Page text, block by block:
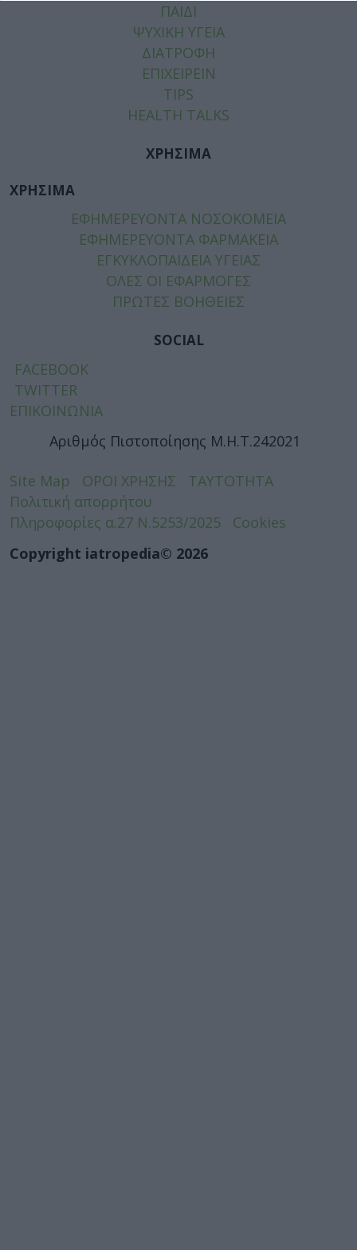
ΠΑΙΔΙ
ΨΥΧΙΚΗ ΥΓΕΙΑ
ΔΙΑΤΡΟΦΗ
ΕΠΙΧΕΙΡΕΙΝ
TIPS
HEALTH TALKS
ΧΡΗΣΙΜΑ
ΧΡΗΣΙΜΑ
ΕΦΗΜΕΡΕΥΟΝΤΑ ΝΟΣΟΚΟΜΕΙΑ
ΕΦΗΜΕΡΕΥΟΝΤΑ ΦΑΡΜΑΚΕΙΑ
ΕΓΚΥΚΛΟΠΑΙΔΕΙΑ ΥΓΕΙΑΣ
ΟΛΕΣ ΟΙ ΕΦΑΡΜΟΓΕΣ
ΠΡΩΤΕΣ ΒΟΗΘΕΙΕΣ
SOCIAL
FACEBOOK
TWITTER
ΕΠΙΚΟΙΝΩΝΙΑ
Αριθμός Πιστοποίησης Μ.Η.Τ.242021
Site Map ΟΡΟΙ ΧΡΗΣΗΣ
ΤΑΥΤΟΤΗΤΑ
Πολιτική απορρήτου
Πληροφορίες α.27 Ν.5253/2025
Cookies
Copyright iatropedia© 2026